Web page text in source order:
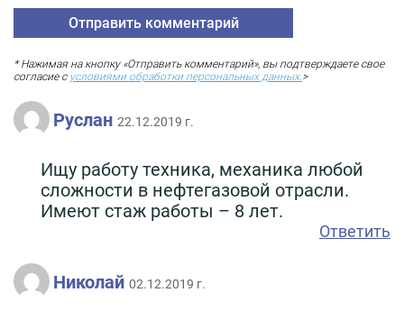
* Нажимая на кнопку «Отправить комментарий», вы подтверждаете свое
согласие с условиями обработки персональных данных.>
Руслан 22.12.2019 г.
Ищу работу техника, механика любой
сложности в нефтегазовой отрасли.
Имеют стаж работы – 8 лет.
Ответить
Николай 02.12.2019 г.